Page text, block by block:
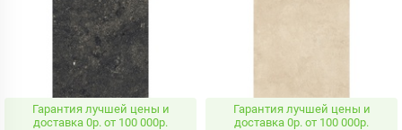
Гарантия лучшей цены и
доставка 0р. от 100 000р.
Гарантия лучшей цены и
доставка 0р. от 100 000р.